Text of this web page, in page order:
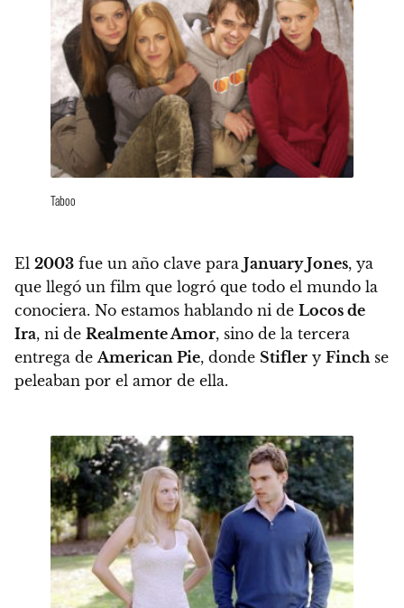
Taboo
El 2003 fue un año clave para January Jones, ya
que llegó un film que logró que todo el mundo la
conociera. No estamos hablando ni de Locos de
Ira, ni de Realmente Amor, sino de la tercera
entrega deAmerican Pie, donde Stifler y Finchse
peleaban por el amor de ella.